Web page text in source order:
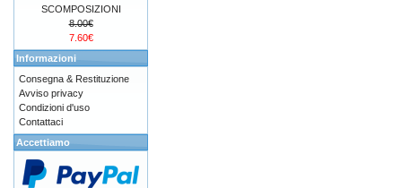
SCOMPOSIZIONI
8.00€
7.60€
Informazioni
Consegna & Restituzione
Avviso privacy
Condizioni d'uso
Contattaci
Accettiamo